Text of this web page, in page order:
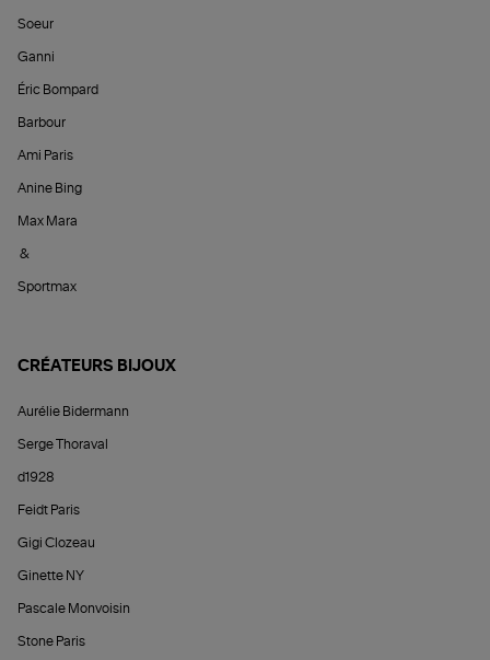
Soeur
Ganni
Éric Bompard
Barbour
Ami Paris
Anine Bing
Max Mara
&
Sportmax
CRÉATEURS BIJOUX
Aurélie Bidermann
Serge Thoraval
d1928
Feidt Paris
Gigi Clozeau
Ginette NY
Pascale Monvoisin
Stone Paris